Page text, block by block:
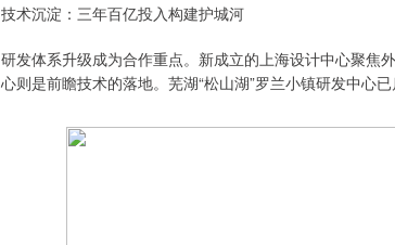
技术沉淀：三年百亿投入构建护城河
研发体系升级成为合作重点。新成立的上海设计中心聚焦
心则是前瞻技术的落地。芜湖“松山湖”罗兰小镇研发中心